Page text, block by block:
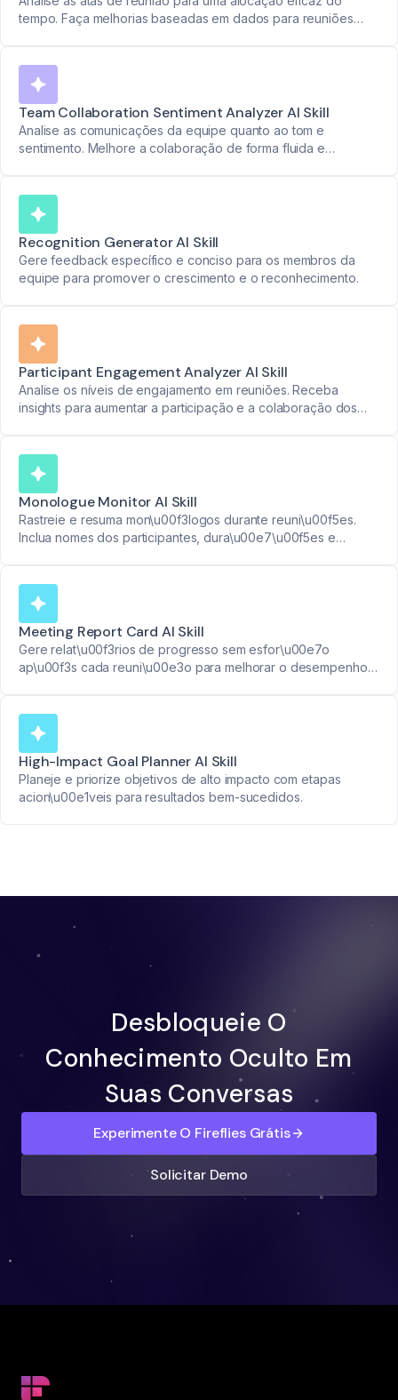
tempo. Faça melhorias baseadas em dados para reuniões
Team Collaboration Sentiment Analyzer AI Skill
Analise as comunicações da equipe quanto ao tom e
sentimento. Melhore a colaboração de forma fluida e
Recognition Generator AI Skill
Gere feedback específico e conciso para os membros da
equipe para promover o crescimento e o reconhecimento.
Participant Engagement Analyzer AI Skill
Analise os níveis de engajamento em reuniões. Receba
insights para aumentar a participação e a colaboração dos
Monologue Monitor AI Skill
Rastreie e resuma mon\u00f3logos durante reuni\u00f5es.
Inclua nomes dos participantes, dura\u00e7\u00f5es e
Meeting Report Card AI Skill
Gere relat\u00f3rios de progresso sem esfor\u00e7o
ap\u00f3s cada reuni\u00e3o para melhorar o desempenho e
High-Impact Goal Planner AI Skill
Planeje e priorize objetivos de alto impacto com etapas
acion\u00e1veis para resultados bem-sucedidos.
Desbloqueie O
Conhecimento Oculto Em
Suas Conversas
Experimente O Fireflies Grátis
Solicitar Demo